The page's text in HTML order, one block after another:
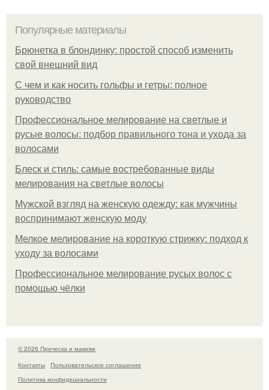
Популярные материалы
Брюнетка в блондинку: простой способ изменить
свой внешний вид
С чем и как носить гольфы и гетры: полное
руководство
Профессиональное мелирование на светлые и
русые волосы: подбор правильного тона и ухода за
волосами
Блеск и стиль: самые востребованные виды
мелирования на светлые волосы
Мужской взгляд на женскую одежду: как мужчины
воспринимают женскую моду
Мелкое мелирование на короткую стрижку: подход к
уходу за волосами
Профессиональное мелирование русых волос с
помощью чёлки
© 2026 Прическа и макияж
Контакты
Пользовательское соглашение
Политика конфидециальности